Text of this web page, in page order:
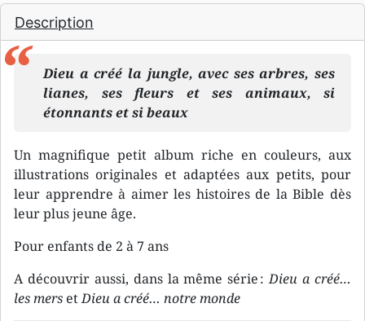
Description
Dieu a créé la jungle, avec ses arbres, ses
lianes, ses fleurs et ses animaux, si
étonnants et si beaux
Un magnifique petit album riche en couleurs, aux
illustrations originales et adaptées aux petits, pour
leur apprendre à aimer les histoires de la Bible dès
leur plus jeune âge.
Pour enfants de 2 à 7 ans
A découvrir aussi, dans la même série :Dieu a créé…
les mersetDieu a créé… notre monde